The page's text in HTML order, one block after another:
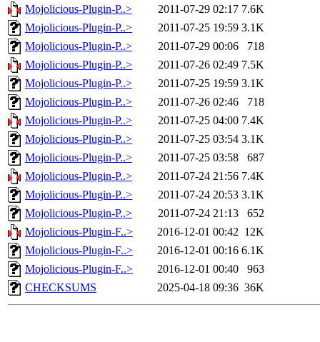
Mojolicious-Plugin-P..>
2011-07-29 02:17 7.6K
Mojolicious-Plugin-P..>
2011-07-25 19:59 3.1K
Mojolicious-Plugin-P..>
2011-07-29 00:06
718
Mojolicious-Plugin-P..>
2011-07-26 02:49 7.5K
Mojolicious-Plugin-P..>
2011-07-25 19:59 3.1K
Mojolicious-Plugin-P..>
2011-07-26 02:46
718
Mojolicious-Plugin-P..>
2011-07-25 04:00 7.4K
Mojolicious-Plugin-P..>
2011-07-25 03:54 3.1K
Mojolicious-Plugin-P..>
2011-07-25 03:58
687
Mojolicious-Plugin-P..>
2011-07-24 21:56 7.4K
Mojolicious-Plugin-P..>
2011-07-24 20:53 3.1K
Mojolicious-Plugin-P..>
2011-07-24 21:13
652
Mojolicious-Plugin-F..>
2016-12-01 00:42 12K
Mojolicious-Plugin-F..>
2016-12-01 00:16 6.1K
Mojolicious-Plugin-F..>
2016-12-01 00:40
963
CHECKSUMS
2025-04-18 09:36 36K